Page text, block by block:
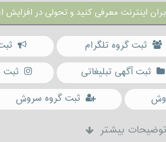
اینترنت معرفی کنید و تحولی در افزایش
ثبت گروه تلگرام
ثبت آگهی تبلیغاتی
ثبت
ثبت گروه سروش
توضیحات بیشتر